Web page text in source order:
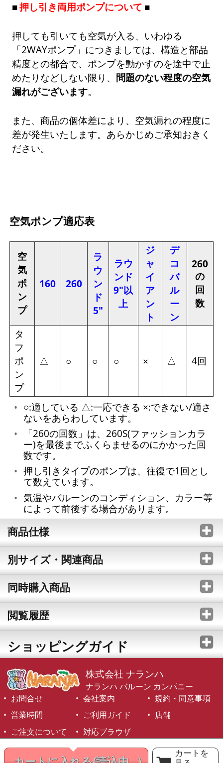
カートを
押し引き両用ポンプについて
押しても引いても空気が入る、いわゆる
「2WAYポンプ」につきましては、構造と部品
精度との都合で、ポンプを動かすのを途中で止
めたりなどしない限り、 問題のない程度の空気
漏れがございます。
また、商品の個体差により、空気漏れの程度に
差が発生いたします。あらかじめご承知おきく
ださい。
空気ポンプ適応表
空
気
ポ
ン
プ
160 260
ラ
ウ
ン
ド
5"
ラウ
ンド
9"以
上
ジ
ャ
イ
ア
ン
ト
デ
コ
バ
ル
ー
ン
260
の
回
数
タ
フ
ポ
ン
プ
△ ○ ○ ○ × △ 4回
○:適している △:一応できる ×:できない/適さ
ないをあらわしています。
「260の回数」は、260S(ファッションカラ
ー)を最後までふくらませるのにかかった回
数です。
押し引きタイプのポンプは、往復で1回とし
て数えています。
気温やバルーンのコンディション、カラー等
によって前後する場合があります。
商品仕様
別サイズ・関連商品
同時購入商品
閲覧履歴
ショッピングガイド
株式会社 ナランハ
ナランハ バルーン カンパニー
お問合せ
会社案内
規約・同意事項
営業時間
ご利用ガイド
店舗
ご注文について
対応ブラウザ
©1999-2026 NARANJA Inc. All Rights Reserved.